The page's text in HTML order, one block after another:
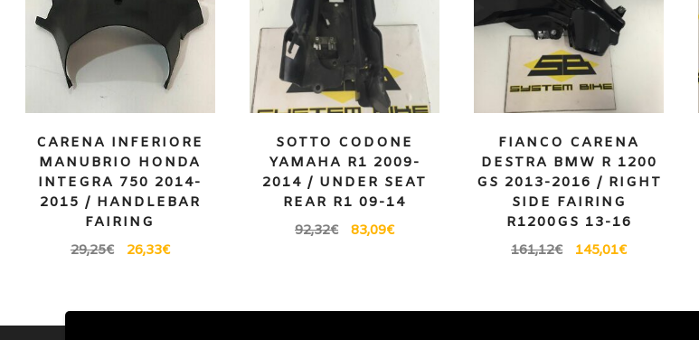
CARENA INFERIORE
MANUBRIO HONDA
INTEGRA 750 2014-
2015 / HANDLEBAR
FAIRING
29,25€ 26,33€
SOTTO CODONE
YAMAHA R1 2009-
2014 / UNDER SEAT
REAR R1 09-14
92,32€ 83,09€
FIANCO CARENA
DESTRA BMW R 1200
GS 2013-2016 / RIGHT
SIDE FAIRING
R1200GS 13-16
161,12€ 145,01€